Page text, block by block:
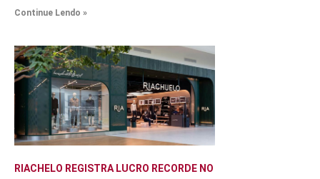
Continue Lendo »
RIACHELO REGISTRA LUCRO RECORDE NO